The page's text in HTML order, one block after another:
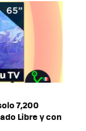
7,200
Libre y con